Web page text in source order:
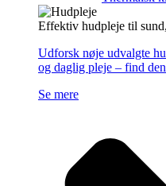
Effektiv hudpleje til
Udforsk nøje udvalgte
og daglig pleje – find
Se mere